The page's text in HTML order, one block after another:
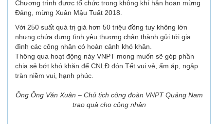
Chương trình được tổ chức trong không khí hân hoan mừng
Đảng, mừng Xuân Mậu Tuất 2018.
Với 250 suất quà trị giá hơn 50 triệu đồng tuy không lớn
nhưng chứa đựng tình yêu thương chân thành gửi tới gia
đình các công nhân có hoàn cảnh khó khăn.
Thông qua hoạt động này VNPT mong muốn sẽ góp phần
chia sẻ bớt khó khăn để CNLĐ đón Tết vui vẻ, ấm áp, ngập
tràn niềm vui, hạnh phúc.
Ông Ông Văn Xuân – Chủ tịch công đoàn VNPT Quảng Nam
trao quà cho công nhân